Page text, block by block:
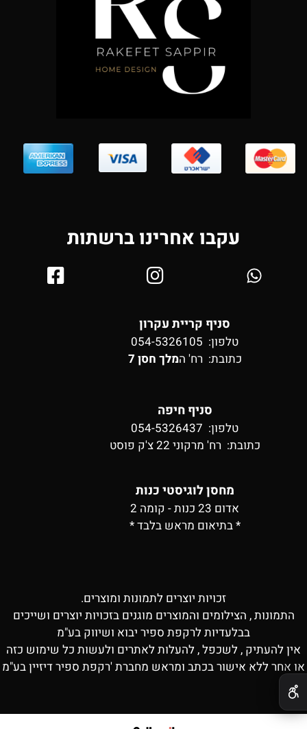
עקבו אחרינו ברשתות
סניף קריית עקרון
טלפון: 054-5326105
כתובת: רח' המלך חסן 7
סניף חיפה
טלפון: 054-5326437
כתובת: רח' מרקוני 22 צ'ק פוסט
מחסן לוגיסטי כנות
אדום 23 כנות - קומה 2
* בתיאום מראש בלבד *
זכויות יוצרים לתמונות ומוצרים.
התמונות , הצילומים והמוצרים מוגנים בזכויות יוצרים ושייכים
בבלעדיות לרקפת ספיר יבוא ושיווק בע"מ
אין להעתיק , לשכפל , להעלות לאתרים ולעשות כל שימוש כזה
או אחר ללא אישור בכתב ומראש מחברת 'רקפת ספיר דיזיין בע"מ
✕